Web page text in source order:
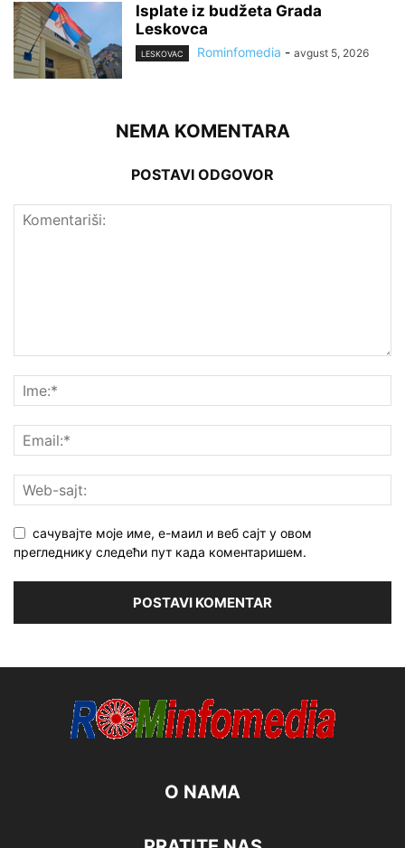
Isplate iz budžeta Grada
Leskovca
LESKOVAC Rominfomedia - avgust 5, 2026
NEMA KOMENTARA
POSTAVI ODGOVOR
сачувајте моје име, е-маил и веб сајт у овом
прегледнику следећи пут када коментаришем.
O NAMA